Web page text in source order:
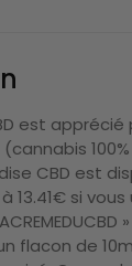
est apprécié
CBD est
13.41€ si
flacon de